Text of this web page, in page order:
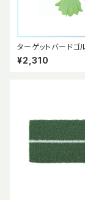
ターゲットバードゴ
【公式球】パステル
ット (ホルダー付)
¥2,310